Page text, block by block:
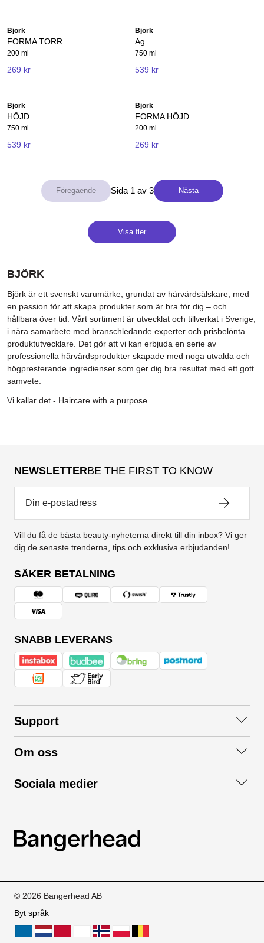
Björk
FORMA TORR
200 ml
269 kr
Björk
Ag
750 ml
539 kr
Björk
HÖJD
750 ml
539 kr
Björk
FORMA HÖJD
200 ml
269 kr
Sida 1 av 3 Nästa
Visa fler
BJÖRK
Björk är ett svenskt varumärke, grundat av hårvårdsälskare, med
en passion för att skapa produkter som är bra för dig – och
hållbara över tid. Vårt sortiment är utvecklat och tillverkat i Sverige,
i nära samarbete med branschledande experter och prisbelönta
produktutvecklare. Det gör att vi kan erbjuda en serie av
professionella hårvårdsprodukter skapade med noga utvalda och
högpresterande ingredienser som ger dig bra resultat med ett gott
samvete.
Vi kallar det - Haircare with a purpose.
NEWSLETTERBE THE FIRST TO KNOW
Vill du få de bästa beauty-nyheterna direkt till din inbox? Vi ger
dig de senaste trenderna, tips och exklusiva erbjudanden!
SÄKER BETALNING
SNABB LEVERANS
Support
Köpvillkor
Om oss
Våra fraktalternativ
Sociala medier
LinkedIn
© 2026 Bangerhead AB
Byt språk